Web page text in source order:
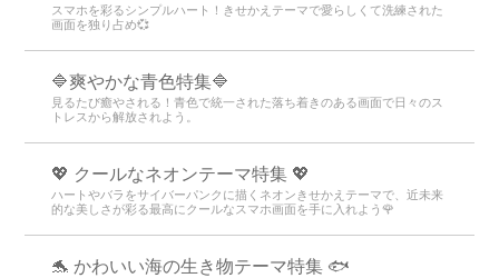
スマホを彩るシンプルハート！きせかえテーマで愛らしくて洗練された
画面を独り占め💞
🔷爽やかな青色特集🔷
見るたび癒やされる！青色で統一された落ち着きのある画面で日々のス
トレスから解放されよう。
💖 クールなネオンテーマ特集 💖
ハートやバラをサイバーパンクに描くネオンきせかえテーマで、近未来
的な美しさが彩る最高にクールなスマホ画面を手に入れよう🌹
🐬 かわいい海の生き物テーマ特集 🐟